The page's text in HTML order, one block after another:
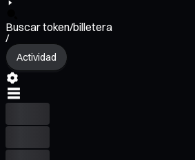
Buscar token/billetera
/
Actividad